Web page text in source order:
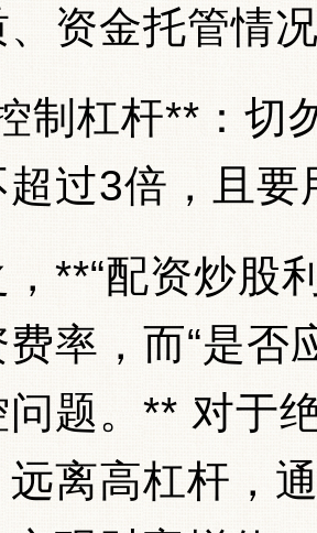
、资金托管情
制杠杆**：切
超过3倍，且要
**“配资炒股
率，而“是否
问题。** 对于
远离高杠杆，